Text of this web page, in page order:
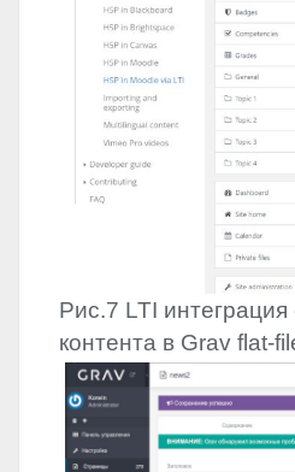
Рис.7 LTI
контента в Grav flat-